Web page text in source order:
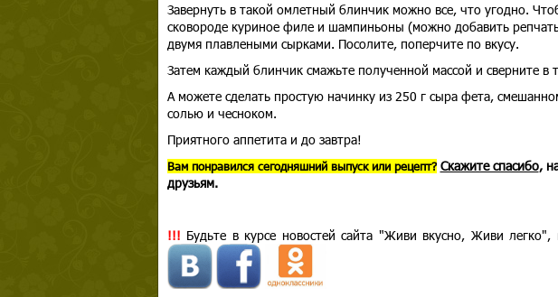
Завернуть в такой омлетный блинчик можно все, что угодно.
сковороде куриное филе и шампиньоны (можно добавить
двумя плавлеными сырками. Посолите, поперчите по вкусу.
Затем каждый блинчик смажьте полученной массой и сверните
А можете сделать простую начинку из 250 г сыра фета,
солью и чесноком.
Приятного аппетита и до завтра!
Вам понравился сегодняшний выпуск или рецепт? Скажите спасибо,
друзьям.
!!! Будьте в курсе новостей сайта "Живи вкусно, Живи